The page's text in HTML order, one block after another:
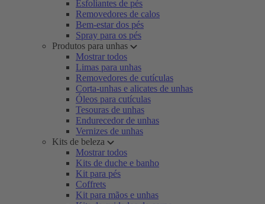
Esfoliantes de pés
Removedores de calos
Bem-estar dos pés
Spray para os pés
Produtos para unhas
Mostrar todos
Limas para unhas
Removedores de cutículas
Corta-unhas e alicates de unhas
Óleos para cutículas
Tesouras de unhas
Endurecedor de unhas
Vernizes de unhas
Kits de beleza
Mostrar todos
Kits de duche e banho
Kit para pés
Coffrets
Kit para mãos e unhas